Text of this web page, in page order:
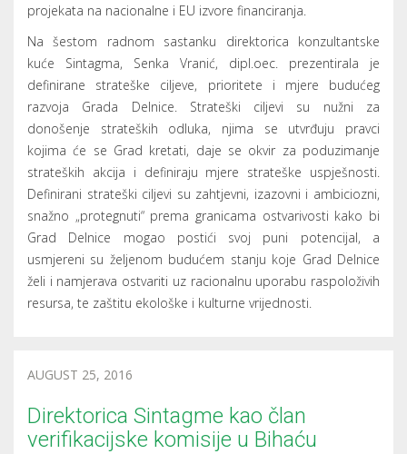
projekata na nacionalne i EU izvore financiranja.
Na šestom radnom sastanku direktorica konzultantske
kuće Sintagma, Senka Vranić, dipl.oec. prezentirala je
definirane strateške ciljeve, prioritete i mjere budućeg
razvoja Grada Delnice. Strateški ciljevi su nužni za
donošenje strateških odluka, njima se utvrđuju pravci
kojima će se Grad kretati, daje se okvir za poduzimanje
strateških akcija i definiraju mjere strateške uspješnosti.
Definirani strateški ciljevi su zahtjevni, izazovni i ambiciozni,
snažno „protegnuti“ prema granicama ostvarivosti kako bi
Grad Delnice mogao postići svoj puni potencijal, a
usmjereni su željenom budućem stanju koje Grad Delnice
želi i namjerava ostvariti uz racionalnu uporabu raspoloživih
resursa, te zaštitu ekološke i kulturne vrijednosti.
AUGUST 25, 2016
Direktorica Sintagme kao član
verifikacijske komisije u Bihaću